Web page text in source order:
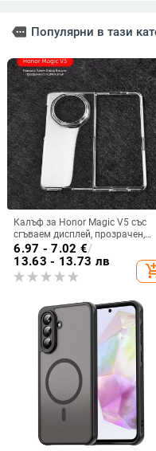
more Популярни в тази
Калъф за Honor Magic V5 със
сгъваем дисплей, прозрачен,
лъскав, PC материал
6.97 - 7.02 €/
13.63 - 13.73 лв